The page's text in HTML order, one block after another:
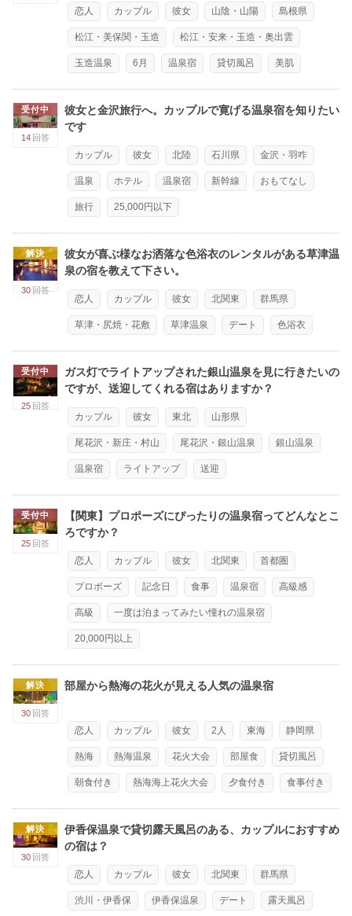
恋人 カップル 彼女 山陰・山陽 島根県
松江・美保関・玉造 松江・安来・玉造・奥出雲
玉造温泉 6月 温泉宿 貸切風呂 美肌
受付中
14 回答
彼女と金沢旅行へ。カップルで寛げる温泉宿を知りたい
です
カップル 彼女 北陸 石川県 金沢・羽咋
温泉 ホテル 温泉宿 新幹線 おもてなし
旅行 25,000円以下
解決
30 回答
彼女が喜ぶ様なお洒落な色浴衣のレンタルがある草津温
泉の宿を教えて下さい。
恋人 カップル 彼女 北関東 群馬県
草津・尻焼・花敷 草津温泉 デート 色浴衣
受付中
25 回答
ガス灯でライトアップされた銀山温泉を見に行きたいの
ですが、送迎してくれる宿はありますか？
カップル 彼女 東北 山形県
尾花沢・新庄・村山 尾花沢・銀山温泉 銀山温泉
温泉宿 ライトアップ 送迎
受付中
25 回答
【関東】プロポーズにぴったりの温泉宿ってどんなとこ
ろですか？
恋人 カップル 彼女 北関東 首都圏
プロポーズ 記念日 食事 温泉宿 高級感
高級 一度は泊まってみたい憧れの温泉宿
20,000円以上
解決
30 回答
部屋から熱海の花火が見える人気の温泉宿
恋人 カップル 彼女 2人 東海 静岡県
熱海 熱海温泉 花火大会 部屋食 貸切風呂
朝食付き 熱海海上花火大会 夕食付き 食事付き
解決
30 回答
伊香保温泉で貸切露天風呂のある、カップルにおすすめ
の宿は？
恋人 カップル 彼女 北関東 群馬県
渋川・伊香保 伊香保温泉 デート 露天風呂